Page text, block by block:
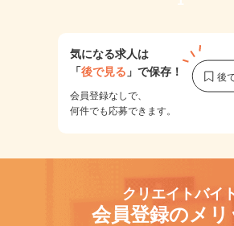
気になる求人は
「後で見る 」で保存！
会員登録なしで、
何件でも応募できます。
クリエイトバイ
会員登録のメリ